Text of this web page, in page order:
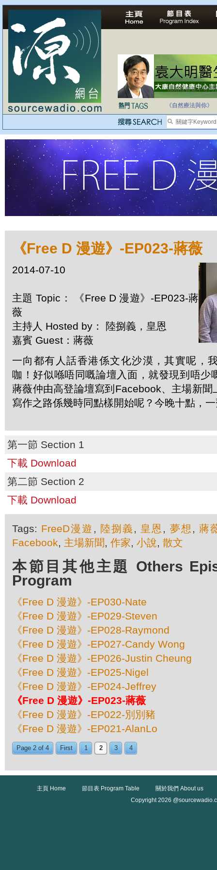
法治社會並不等同
《自然療法與你》
《Free D 漫遊》-EP023-蔣薇
2014-07-10
主題 Topic： 《Free D 漫遊》-EP023-蔣
薇
主持人 Hosted by： 陸捌義，皇恩
嘉賓 Guest：蔣薇
一向都有人話香港係文化沙漠，其實呢，
咖！好似喺唔同嘅論壇入面，就發現到唔少
蔣薇仲由高登論壇寫到Facebook、主場新聞
寫作之路係幾時同點樣開始呢？今晚十點，
第一節 Section 1
下載 Download
第二節 Section 2
下載 Download
Tags: FreeD漫遊 , 陸捌義 , 皇恩 , 夢想 , 蔣
Facebook, 主場新聞, 作家, 小說, 散文
本節目其他主題 Others
Program
《Free D 漫遊》-EP030-Nate
《Free D 漫遊》-EP029-Steven
《Free D 漫遊》-EP028-Raymond
《Free D 漫遊》-EP027-Candy Wong
《Free D 漫遊》-EP026-Justin Cheung
《Free D 漫遊》-EP025-Nigel
《Free D 漫遊》-EP024-Jeffrey
《Free D 漫遊》-EP023-蔣薇
《Free D 漫遊》-EP022-別別豬
《Free D 漫遊》-EP021-AlanLo
Page 2 of 4 First 1 2 3 4
主頁 Home 節目表 Program Table
關於我們 About us
Copyright 2026